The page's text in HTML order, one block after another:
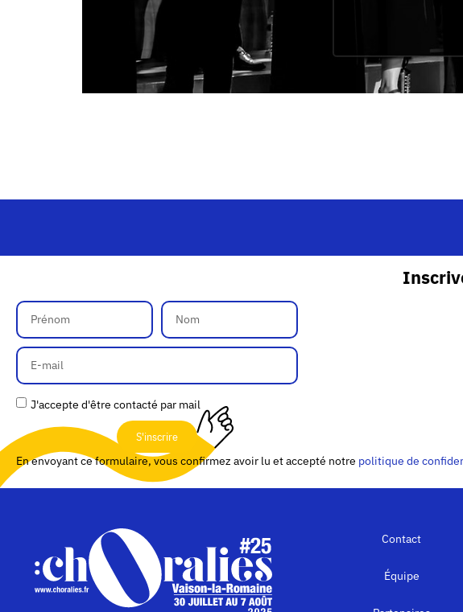
J'accepte d'être contacté par mail
S'inscrire
En envoyant ce formulaire, vous confirmez avoir lu et accepté notre politique de
Contact
Équipe